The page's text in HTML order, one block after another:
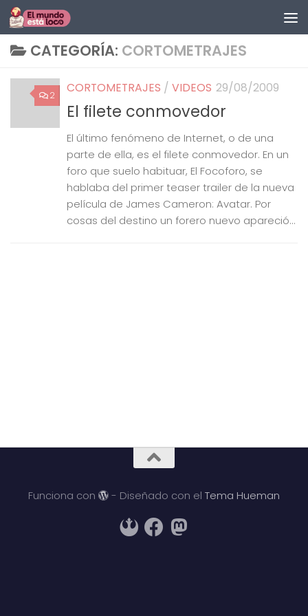
Saltar al contenido
CATEGORÍA: CORTOMETRAJES
2 CORTOMETRAJES / VIDEOS 29/08/2009
El filete conmovedor
El último fenómeno de Internet, o de una
parte de ella, es el filete conmovedor. En un
foro que suelo habituar, El Focoforo, se
hablaba del primer teaser trailer de la nueva
película de James Cameron: Avatar. Por
cosas del destino un forero nuevo apareció...
Funciona con - Diseñado con el Tema Hueman